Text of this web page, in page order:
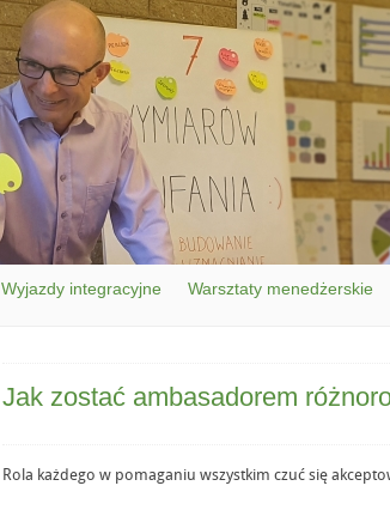
Wyjazdy integracyjne Warsztaty menedżerskie
Jak zostać ambasadorem
Rola każdego w pomaganiu wszystkim czuć się